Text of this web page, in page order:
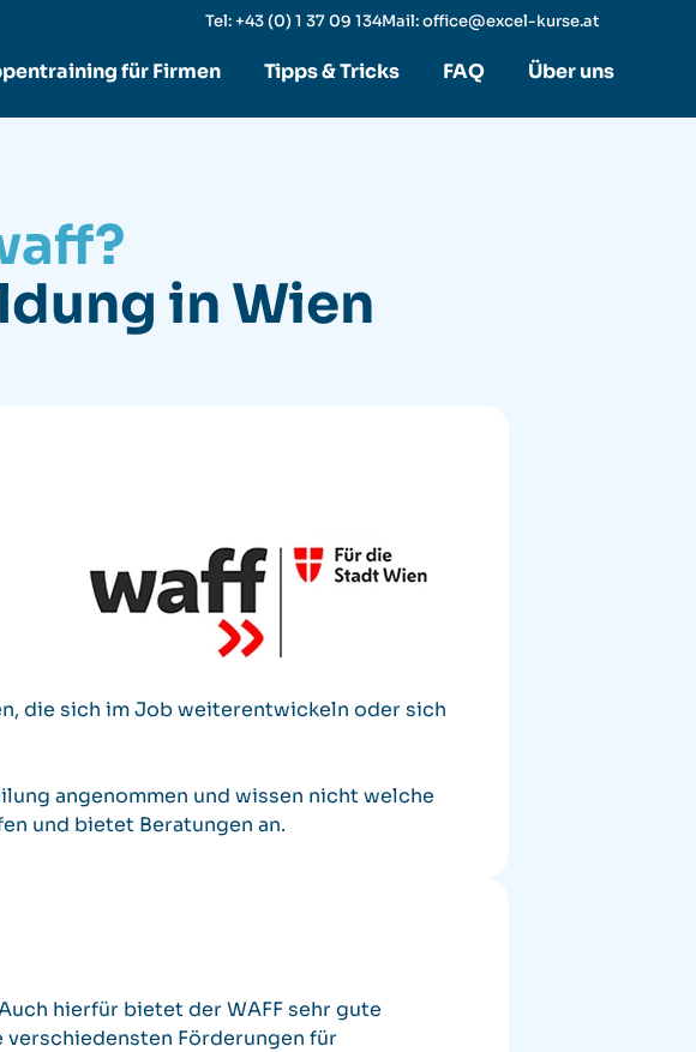
Tel: +43 (0) 1 37 09 134Mail: office@excel-kurse.at
für Firmen Tipps & Tricks FAQ Über uns
in Wien
die sich im Job weiterentwickeln oder sich
angenommen und wissen nicht welche
und bietet Beratungen an.
hierfür bietet der WAFF sehr gute
verschiedensten Förderungen für